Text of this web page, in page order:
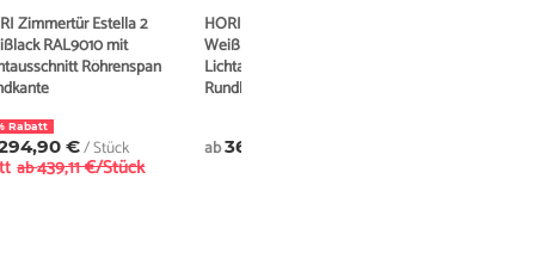
Zimmertür Estella 2
RAL9010 mit
Röhrenspan
Rabatt
€/ Stück
ab439,11 €/Stück
HORI Zimmertür Estella 4
Weißlack RAL9010 mit
Lichtausschnitt Röhrenspan
Rundkante
ab369,90 €